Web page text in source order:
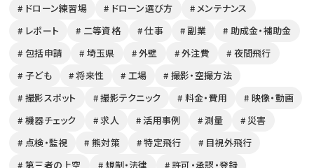
# ドローン練習場
# ドローン選び方
# メンテナンス
# レポート
# 二等資格 # 仕事 # 副業
# 助成金・補助金
# 包括申請
# 埼玉県 # 外壁 # 外注費
# 夜間飛行
# 子ども
# 将来性 # 工場
# 撮影・空撮方法
# 撮影スポット
# 撮影テクニック # 料金・費用
# 映像・動画
# 機器チェック
# 求人 # 活用事例 # 測量
# 災害
# 点検・監視
# 熊対策 # 特定飛行
# 目視外飛行
# 第三者の上空
# 規制・法律
# 許可・承認・登録